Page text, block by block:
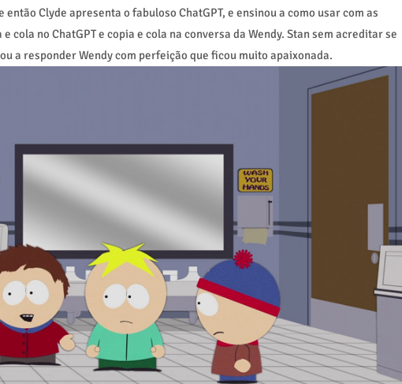
Clyde apresenta o fabuloso ChatGPT, e ensinou a como usar com as
cola no ChatGPT e copia e cola na conversa da Wendy. Stan sem acreditar se
a responder Wendy com perfeição que ficou muito apaixonada.